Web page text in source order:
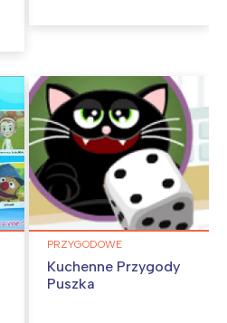
PRZYGODOWE
Kuchenne Przygody
Puszka